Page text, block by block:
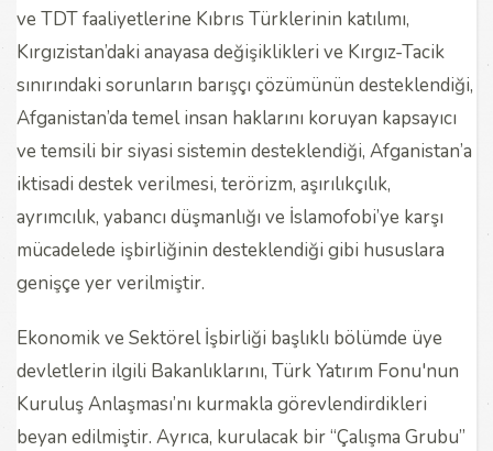
ve TDT faaliyetlerine Kıbrıs Türklerinin katılımı,
Kırgızistan’daki anayasa değişiklikleri ve Kırgız-Tacik
sınırındaki sorunların barışçı çözümünün desteklendiği,
Afganistan’da temel insan haklarını koruyan kapsayıcı
ve temsili bir siyasi sistemin desteklendiği, Afganistan’a
iktisadi destek verilmesi, terörizm, aşırılıkçılık,
ayrımcılık, yabancı düşmanlığı ve İslamofobi’ye karşı
mücadelede işbirliğinin desteklendiği gibi hususlara
genişçe yer verilmiştir.
Ekonomik ve Sektörel İşbirliği başlıklı bölümde üye
devletlerin ilgili Bakanlıklarını, Türk Yatırım Fonu'nun
Kuruluş Anlaşması’nı kurmakla görevlendirdikleri
beyan edilmiştir. Ayrıca, kurulacak bir “Çalışma Grubu”